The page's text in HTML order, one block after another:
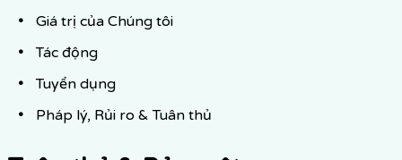
Giá trị của Chúng tôi
Tác động
Tuyển dụng
Pháp lý, Rủi ro & Tuân thủ